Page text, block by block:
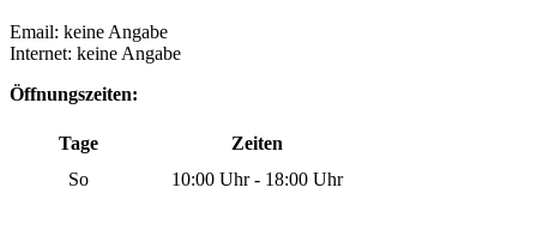
Email: keine Angabe
Internet: keine Angabe
Öffnungszeiten:
Tage
Zeiten
So
10:00 Uhr - 18:00 Uhr